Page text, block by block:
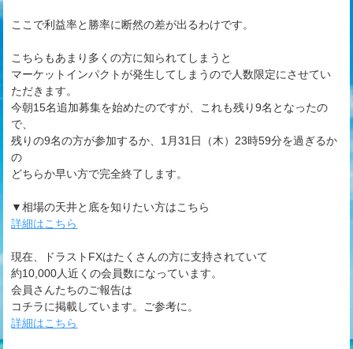
ここで利益率と勝率に断然の差が出るわけです。
こちらもあまり多くの方に知られてしまうと
マーケットインパクトが発生してしまうので人数限定にさせてい
ただきます。
今朝15名追加募集を始めたのですが、これも残り9名となったの
で、
残りの9名の方が参加するか、1月31日（木）23時59分を過ぎるか
の
どちらか早い方で完全終了します。
▼相場の天井と底を知りたい方はこちら
詳細はこちら
現在、ドラストFXはたくさんの方に支持されていて
約10,000人近くの会員数になっています。
会員さんたちのご報告は
コチラに掲載しています。ご参考に。
詳細はこちら